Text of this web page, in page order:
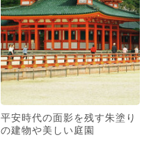
平安時代の面影を残す朱塗り
の建物や美しい庭園